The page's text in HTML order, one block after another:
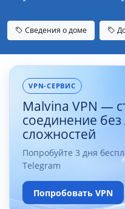
Сведения о доме
VPN-СЕРВИС
Malvina VPN —
соединение
сложностей
Попробуйте 3 дня
Telegram
Попробовать VPN